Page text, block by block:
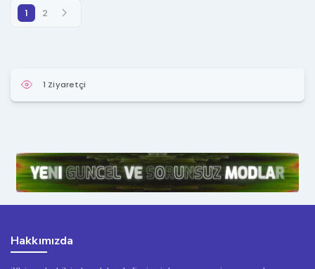
1 2
1 Ziyaretçi
Hakkımızda